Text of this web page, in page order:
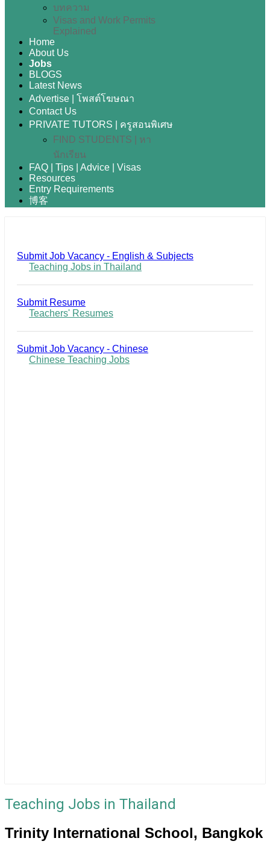
บทความ
Visas and Work Permits
Explained
Home
About Us
Jobs
BLOGS
Latest News
Advertise | โพสต์โฆษณา
Contact Us
PRIVATE TUTORS | ครูสอนพิเศษ
FIND STUDENTS | หา
นักเรียน
FAQ | Tips | Advice | Visas
Resources
Entry Requirements
博客
Submit Job Vacancy - English & Subjects
Teaching Jobs in Thailand
Submit Resume
Teachers' Resumes
Submit Job Vacancy - Chinese
Chinese Teaching Jobs
Teaching Jobs in Thailand
Trinity International School, Bangkok